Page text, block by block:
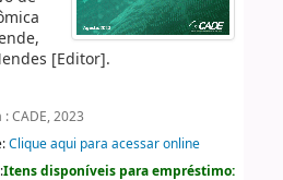
[Editor].
CADE, 2023
Clique aqui para acessar online
Itens disponíveis para empréstimo: